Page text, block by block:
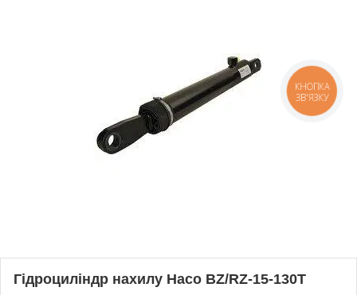
Гідроциліндр нахилу Haco BZ/RZ-15-130T
КНОПКА
ЗВ'ЯЗКУ